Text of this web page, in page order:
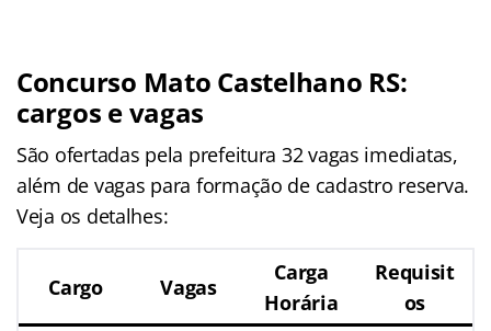
Concurso Mato Castelhano RS:
cargos e vagas
São ofertadas pela prefeitura 32 vagas imediatas,
além de vagas para formação de cadastro reserva.
Veja os detalhes:
Cargo Vagas
Carga
Horária
Requisit
os